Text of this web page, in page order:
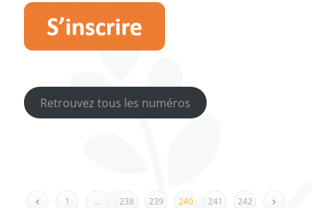
Retrouvez tous les numéros
1 … 238 239 240 241 242